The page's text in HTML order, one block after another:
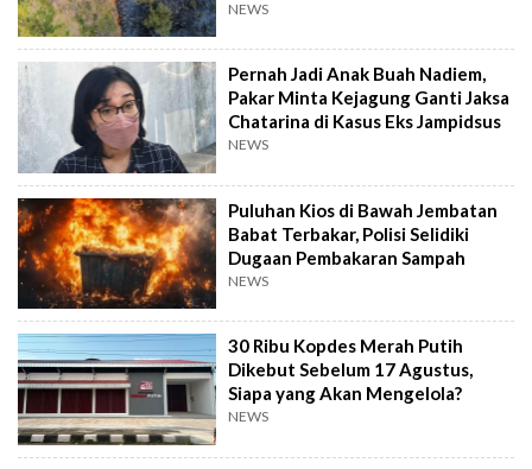
NEWS
Pernah Jadi Anak Buah Nadiem,
Pakar Minta Kejagung Ganti Jaksa
Chatarina di Kasus Eks Jampidsus
NEWS
Puluhan Kios di Bawah Jembatan
Babat Terbakar, Polisi Selidiki
Dugaan Pembakaran Sampah
NEWS
30 Ribu Kopdes Merah Putih
Dikebut Sebelum 17 Agustus,
Siapa yang Akan Mengelola?
NEWS